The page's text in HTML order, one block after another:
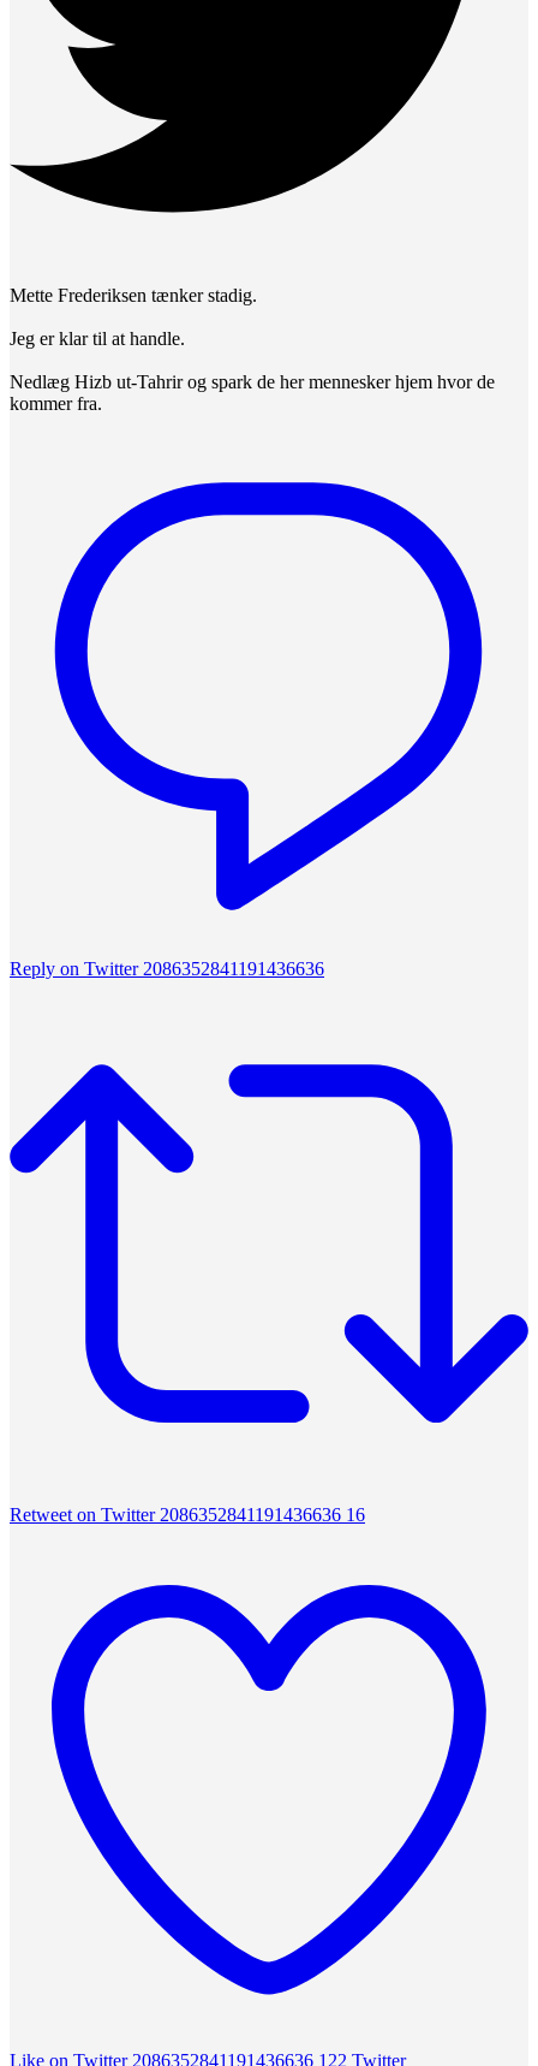
Mette Frederiksen tænker stadig.
Jeg er klar til at handle.
Nedlæg Hizb ut-Tahrir og spark de her mennesker hjem hvor de
kommer fra.
Reply on Twitter 2086352841191436636
Retweet on Twitter 2086352841191436636 16
Like on Twitter 2086352841191436636 122 Twitter